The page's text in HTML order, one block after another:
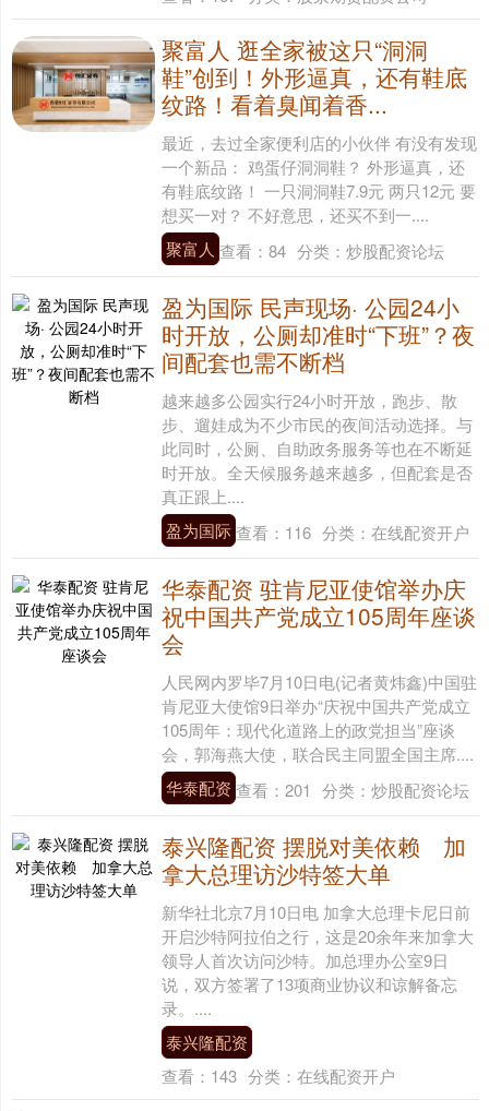
聚富人 逛全家被这只“洞洞
鞋”创到！外形逼真，还有鞋底
纹路！看着臭闻着香...
最近，去过全家便利店的小伙伴 有没有发现
一个新品： 鸡蛋仔洞洞鞋？ 外形逼真，还
有鞋底纹路！ 一只洞洞鞋7.9元 两只12元 要
想买一对？ 不好意思，还买不到一....
聚富人 查看： 84 分类： 炒股配资论坛
盈为国际 民声现场· 公园24小
时开放，公厕却准时“下班”？夜
间配套也需不断档
越来越多公园实行24小时开放，跑步、散
步、遛娃成为不少市民的夜间活动选择。与
此同时，公厕、自助政务服务等也在不断延
时开放。全天候服务越来越多，但配套是否
真正跟上....
盈为国际查看： 116 分类： 在线配资开户
华泰配资 驻肯尼亚使馆举办庆
祝中国共产党成立105周年座谈
会
人民网内罗毕7月10日电(记者黄炜鑫)中国驻
肯尼亚大使馆9日举办“庆祝中国共产党成立
105周年：现代化道路上的政党担当”座谈
会，郭海燕大使，联合民主同盟全国主席....
华泰配资 查看： 201 分类： 炒股配资论坛
泰兴隆配资 摆脱对美依赖 加
拿大总理访沙特签大单
新华社北京7月10日电 加拿大总理卡尼日前
开启沙特阿拉伯之行，这是20余年来加拿大
领导人首次访问沙特。加总理办公室9日
说，双方签署了13项商业协议和谅解备忘
录。....
泰兴隆配资
查看： 143 分类： 在线配资开户